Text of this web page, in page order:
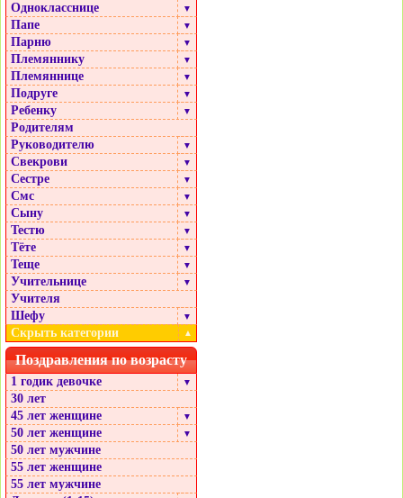
Однокласснице ▼
Папе ▼
Парню ▼
Племяннику ▼
Племяннице ▼
Подруге ▼
Ребенку ▼
Родителям
Руководителю
▼
Свекрови ▼
Сестре ▼
Смс ▼
Сыну ▼
Тестю ▼
Тёте ▼
Теще ▼
Учительнице ▼
Учителя
Шефу
▼
Скрыть категории ▲
Поздравления по возрасту
1 годик девочке ▼
30 лет
45 лет женщине
▼
50 лет женщине ▼
50 лет мужчине
55 лет женщине
55 лет мужчине